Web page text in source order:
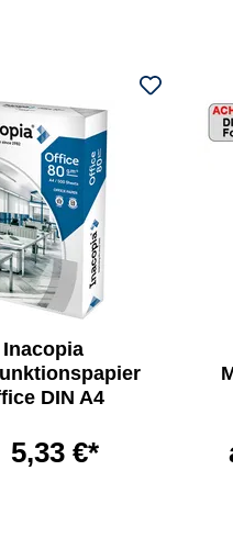
Inacopia
DIN A4
5,33 €*